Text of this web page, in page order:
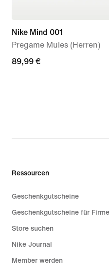
Nike Mind 001
Pregame Mules (Herren)
89,99 €
89,99 €
Ressourcen
Geschenkgutscheine
Geschenkgutscheine für
Store suchen
Nike Journal
Member werden